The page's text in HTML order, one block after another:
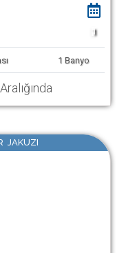
1
1 Banyo
Aralığında
JAKUZI